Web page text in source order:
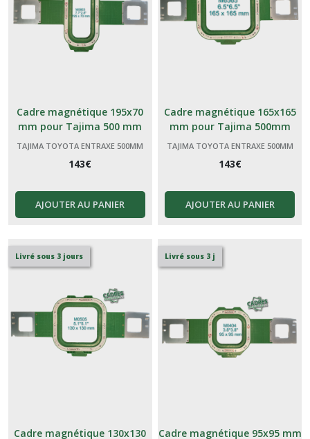
Cadre magnétique 195x70
mm pour Tajima 500 mm
TAJIMA TOYOTA ENTRAXE 500MM
143€
AJOUTER AU PANIER
Cadre magnétique 165x165
mm pour Tajima 500mm
TAJIMA TOYOTA ENTRAXE 500MM
143€
AJOUTER AU PANIER
Livré sous 3 jours
Cadre magnétique 130x130
Livré sous 3 j
Cadre magnétique 95x95 mm